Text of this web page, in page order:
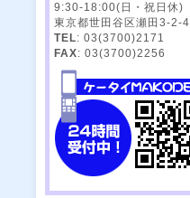
9:30-18:00(日・祝日休)
東京都世田谷区瀬田3-2-4
TEL: 03(3700)2171
FAX: 03(3700)2256